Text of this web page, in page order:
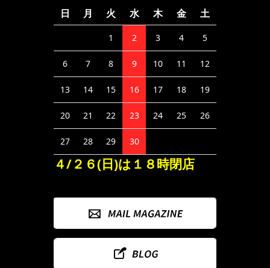
日
月 火 水 木 金 土
1 2 3 4 5
6 7 8 9 10 11 12
13 14 15 16 17 18 19
20 21 22 23 24 25 26
27 28 29 30
４/２６(日)は１８時閉店